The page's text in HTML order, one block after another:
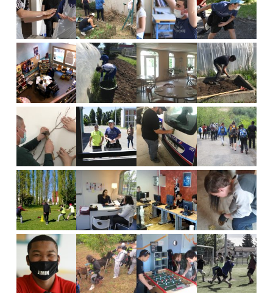
latérale
principale